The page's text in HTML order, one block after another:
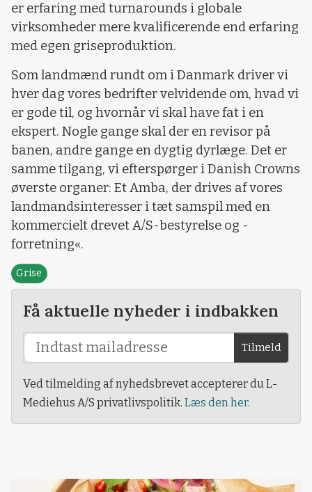
er erfaring med turnarounds i globale
virksomheder mere kvalificerende end erfaring
med egen griseproduktion.
Som landmænd rundt om i Danmark driver vi
hver dag vores bedrifter velvidende om, hvad vi
er gode til, og hvornår vi skal have fat i en
ekspert. Nogle gange skal der en revisor på
banen, andre gange en dygtig dyrlæge. Det er
samme tilgang, vi efterspørger i Danish Crowns
øverste organer: Et Amba, der drives af vores
landmandsinteresser i tæt samspil med en
kommercielt drevet A/S-bestyrelse og -
forretning«.
Grise
Få aktuelle nyheder i indbakken
Tilmeld
Ved tilmelding af nyhedsbrevet accepterer du L-
Mediehus A/S privatlivspolitik. Læs den her.